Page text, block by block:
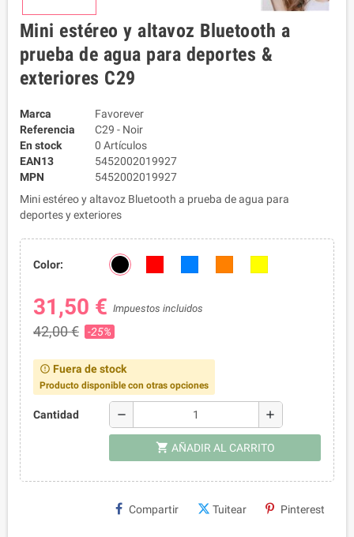
Mini estéreo y altavoz Bluetooth a
prueba de agua para deportes &
exteriores C29
Marca
Favorever
Referencia
C29 - Noir
En stock
0 Artículos
EAN13
5452002019927
MPN
5452002019927
Mini estéreo y altavoz Bluetooth a prueba de agua para
deportes y exteriores
Color:
31,50 € Impuestos incluidos
42,00 € -25%
error_outline Fuera de stock
Producto disponible con otras opciones
Cantidad remove add
shopping_cart AÑADIR AL CARRITO
Compartir Tuitear Pinterest